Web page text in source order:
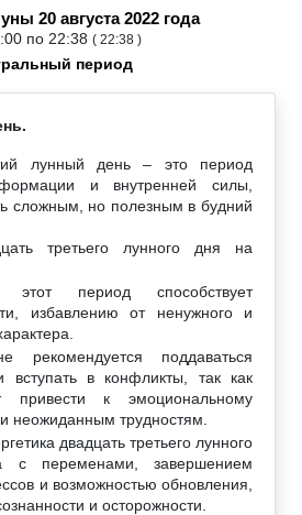
20 августа 2022 года
по 22:38 ( 22:38 )
период
лунный день – это период
и внутренней силы,
сложным, но полезным в будний
третьего лунного дня на
период способствует
избавлению от ненужного и
поддаваться
вступать в конфликты, так как
привести к эмоциональному
неожиданным трудностям.
двадцать третьего лунного
с переменами, завершением
и возможностью обновления,
и осторожности.